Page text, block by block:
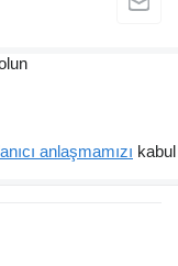
anlaşmamızı kabul